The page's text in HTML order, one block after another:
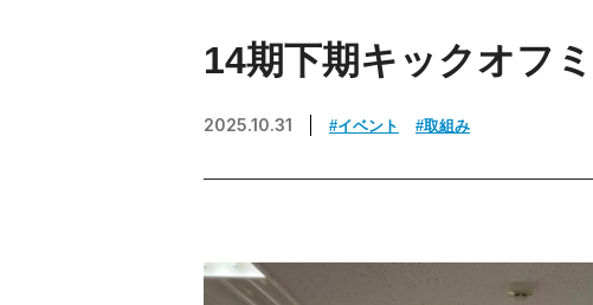
14期下期キックオフ
2025.10.31 #イベント #取組み